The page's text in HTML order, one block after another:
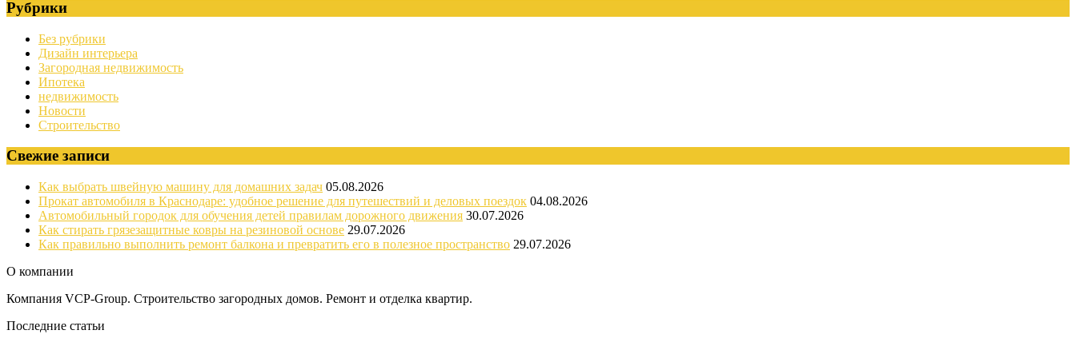
Рубрики
Без рубрики
Дизайн интерьера
Загородная недвижимость
Ипотека
недвижимость
Новости
Строительство
Свежие записи
Как выбрать швейную машину для домашних задач 05.08.2026
Прокат автомобиля в Краснодаре: удобное решение для путешествий и деловых поездок 04.08.2026
Автомобильный городок для обучения детей правилам дорожного движения 30.07.2026
Как стирать грязезащитные ковры на резиновой основе 29.07.2026
Как правильно выполнить ремонт балкона и превратить его в полезное пространство 29.07.2026
О компании
Компания VCP-Group. Строительство загородных домов. Ремонт и отделка квартир.
Последние статьи